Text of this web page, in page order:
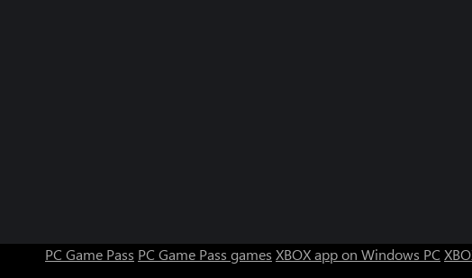
PC Game Pass PC Game Pass games XBOX app on Windows PC